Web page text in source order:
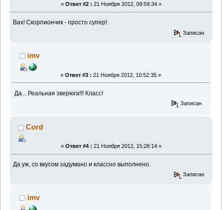
« Ответ #2 : 21 Ноября 2012, 09:59:34 »
Вах! Скорпиончик - просто супер!
Записан
imv
« Ответ #3 : 21 Ноября 2012, 10:52:35 »
Да... Реальная зверюга!!! Класс!
Записан
Cord
« Ответ #4 : 21 Ноября 2012, 15:28:14 »
Да уж, со вкусом задумано и классно выполнено.
Записан
imv